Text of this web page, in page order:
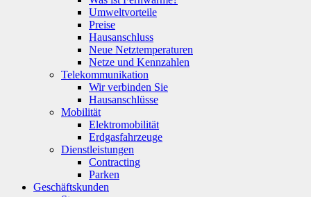
Umweltvorteile
Preise
Hausanschluss
Neue Netztemperaturen
Netze und Kennzahlen
Telekommunikation
Wir verbinden Sie
Hausanschlüsse
Mobilität
Elektromobilität
Erdgasfahrzeuge
Dienstleistungen
Contracting
Parken
Geschäftskunden